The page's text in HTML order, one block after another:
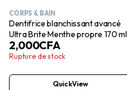
CORPS & BAIN
Dentifrice blanchissant avancé
Ultra Brite Menthe propre 170 ml
2,000CFA
Rupture de stock
QuickView